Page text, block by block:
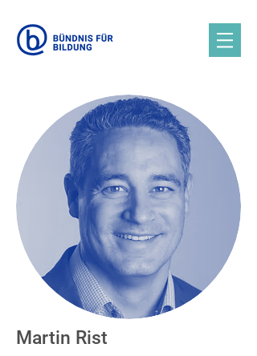
Martin Rist